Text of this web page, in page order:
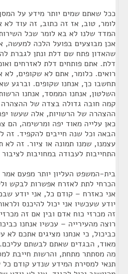
ככל שאתם שמים יותר מידע על
לומר, טוב, אז זה כתוב, זה עוד לא
המדד שלנו לא בא לומר שכל
אכן מבוצעים בפועל הלכה
שהאדון פתח שם דלת ונתן לגברת
דלת. אתם פותחים דלת לאזרחים
רואים. כלומר, אתם לא שקופים,
תחשבו כך, אנחנו שקופים. וברגע
השלטון, אנחנו הממסד, אנחנו
קמה חובה גדולה בצדה של ההצהרה
ההצהרה של הרשויות, אלה שעשו
כאן עלייה מאוד יפה ומרשימה, הם
הבאה וכל שנה חייבים להקפיד. זה
עצמנו, שמנו תמונה או ציור. זה לא
התחייבות לעבודה במחויבות
בית-המשפט העליון יותר מפעם
הכרחי לתת לאזרח אפשרות לבקש
אני כאזרח – קודם כל, אני יודע
יודע שעכשיו אני יכול להיכנס
זה מכרזי כוח אדם ובין אם זה
רוצה מהעירייה – עכשיו אנחנו
כביכול, כי אנחנו מציגים אתכם לא
מאוד, הבגדים שאתם לבשתם עליכם.
מה מסתתר מתחת, והרשות חייבת
תנאי למסירת המידע שנדע קודם